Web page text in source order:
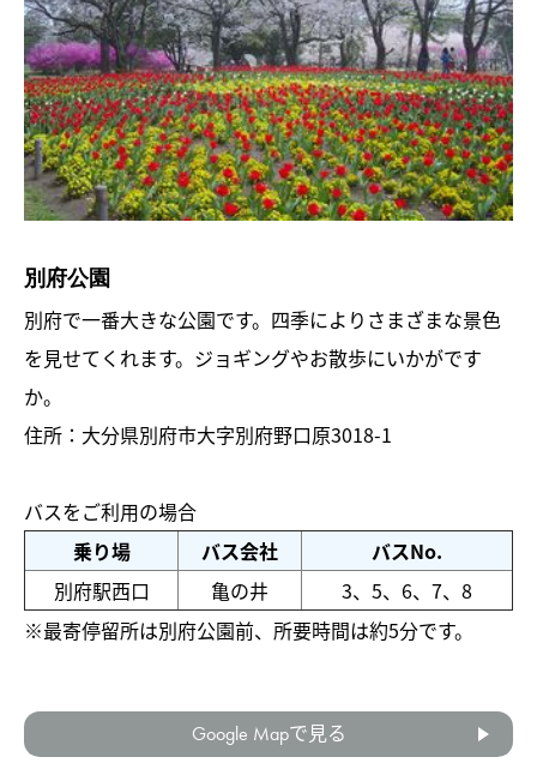
別府公園
別府で一番大きな公園です。四季によりさまざまな景色
を見せてくれます。ジョギングやお散歩にいかがです
か。
住所：大分県別府市大字別府野口原3018-1
バスをご利用の場合
乗り場
バス会社
バスNo.
別府駅西口
亀の井
3、5、6、7、8
※最寄停留所は別府公園前、所要時間は約5分です。
Google Mapで見る